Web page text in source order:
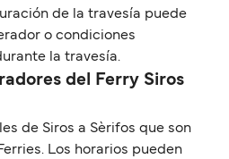
de la travesía puede
o condiciones
la travesía.
del Ferry Siros
de Siros a Sèrifos que son
Los horarios pueden